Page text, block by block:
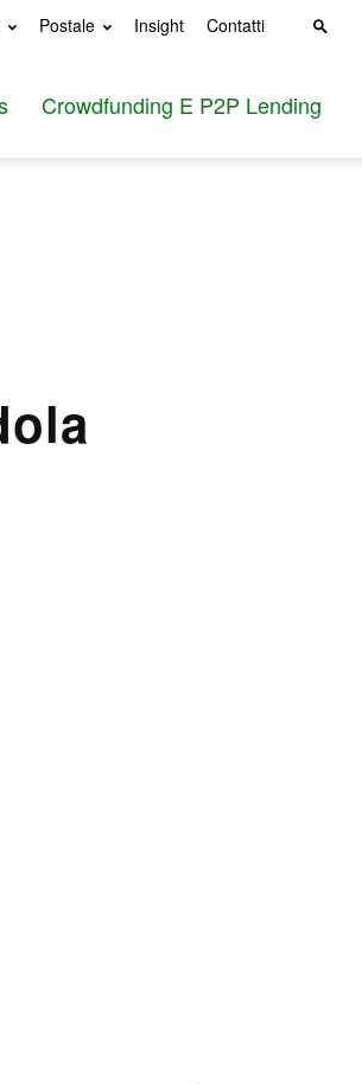
Postale Insight Contatti
Crowdfunding E P2P Lending